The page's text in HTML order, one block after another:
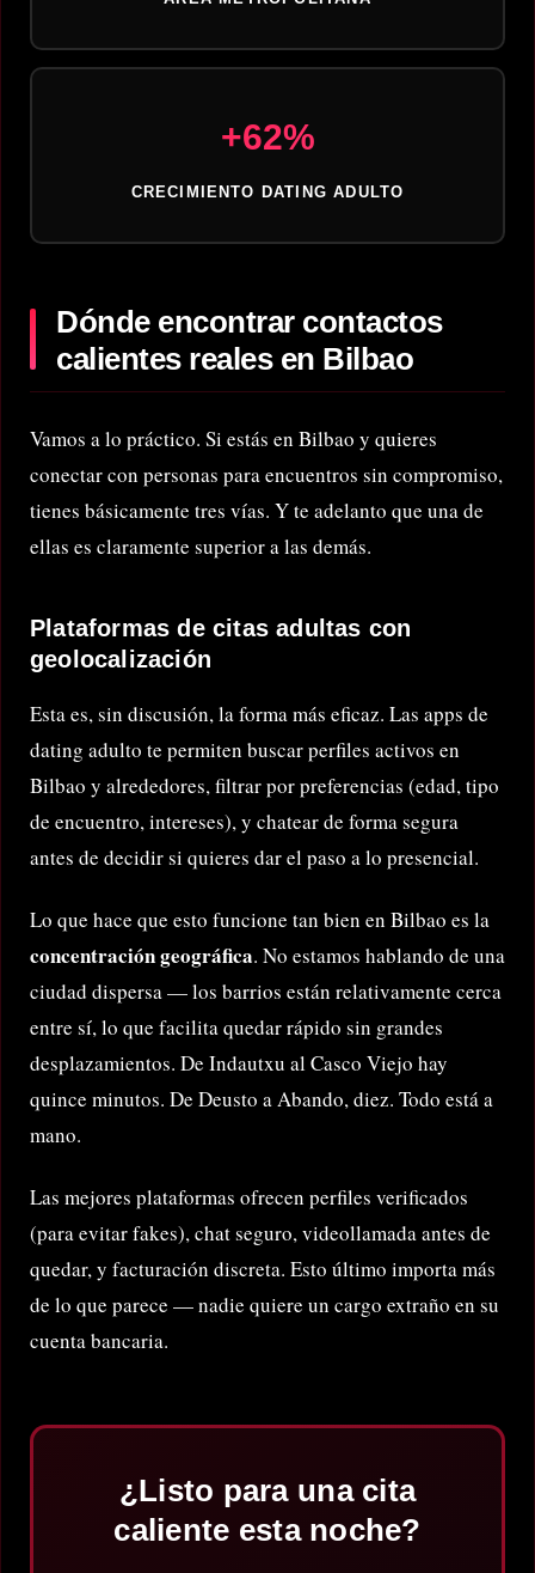
+62%
CRECIMIENTO DATING ADULTO
Dónde encontrar contactos
calientes reales en Bilbao
Vamos a lo práctico. Si estás en Bilbao y quieres
conectar con personas para encuentros sin compromiso,
tienes básicamente tres vías. Y te adelanto que una de
ellas es claramente superior a las demás.
Plataformas de citas adultas con
geolocalización
Esta es, sin discusión, la forma más eficaz. Las apps de
dating adulto te permiten buscar perfiles activos en
Bilbao y alrededores, filtrar por preferencias (edad, tipo
de encuentro, intereses), y chatear de forma segura
antes de decidir si quieres dar el paso a lo presencial.
Lo que hace que esto funcione tan bien en Bilbao es la
concentración geográfica. No estamos hablando de una
ciudad dispersa — los barrios están relativamente cerca
entre sí, lo que facilita quedar rápido sin grandes
desplazamientos. De Indautxu al Casco Viejo hay
quince minutos. De Deusto a Abando, diez. Todo está a
mano.
Las mejores plataformas ofrecen perfiles verificados
(para evitar fakes), chat seguro, videollamada antes de
quedar, y facturación discreta. Esto último importa más
de lo que parece — nadie quiere un cargo extraño en su
cuenta bancaria.
¿Listo para una cita
caliente esta noche?